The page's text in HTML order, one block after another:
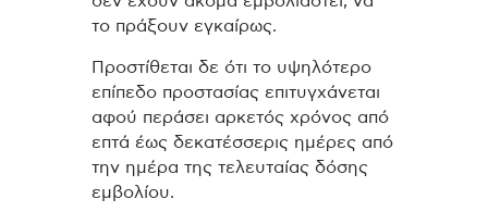
το πράξουν εγκαίρως.
Προστίθεται δε ότι το υψηλότερο
επίπεδο προστασίας επιτυγχάνεται
αφού περάσει αρκετός χρόνος από
επτά έως δεκατέσσερις ημέρες από
την ημέρα της τελευταίας δόσης
εμβολίου.